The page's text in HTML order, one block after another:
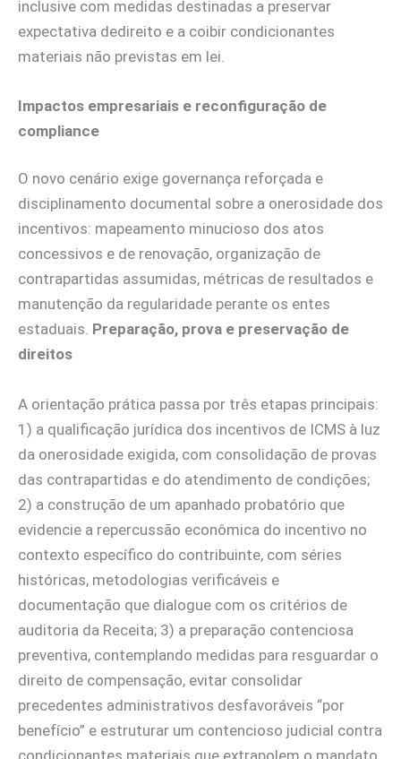
inclusive com medidas destinadas a preservar
expectativa dedireito e a coibir condicionantes
materiais não previstas em lei.
Impactos empresariais e reconfiguração de
compliance
O novo cenário exige governança reforçada e
disciplinamento documental sobre a onerosidade dos
incentivos: mapeamento minucioso dos atos
concessivos e de renovação, organização de
contrapartidas assumidas, métricas de resultados e
manutenção da regularidade perante os entes
estaduais. Preparação, prova e preservação de
direitos
A orientação prática passa por três etapas principais:
1) a qualificação jurídica dos incentivos de ICMS à luz
da onerosidade exigida, com consolidação de provas
das contrapartidas e do atendimento de condições;
2) a construção de um apanhado probatório que
evidencie a repercussão econômica do incentivo no
contexto específico do contribuinte, com séries
históricas, metodologias verificáveis e
documentação que dialogue com os critérios de
auditoria da Receita; 3) a preparação contenciosa
preventiva, contemplando medidas para resguardar o
direito de compensação, evitar consolidar
precedentes administrativos desfavoráveis “por
benefício” e estruturar um contencioso judicial contra
condicionantes materiais que extrapolem o mandato